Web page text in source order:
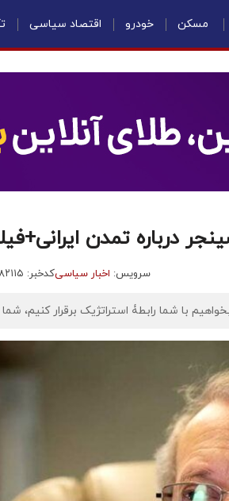
مسکن خودرو اقتصاد سیاسی
درباره تمدن
سرویس: اخبار سیاسیکدخبر: ۷۸۲۱۱۵
با شما رابطۀ استراتژیک برقرار کنیم، شما